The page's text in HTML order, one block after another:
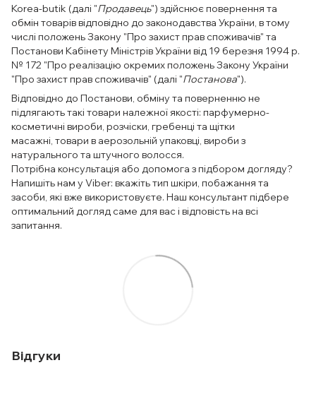
Korea-butik (далі "Продавець") здійснює повернення та
обмін товарів відповідно до законодавства України, в тому
числі положень Закону "Про захист прав споживачів" та
Постанови Кабінету Міністрів України від 19 березня 1994 р.
№ 172 "Про реалізацію окремих положень Закону України
"Про захист прав споживачів" (далі "Постанова").
Відповідно до Постанови, обміну та поверненню не
підлягають такі товари належної якості: парфумерно-
косметичні вироби, розчіски, гребенці та щітки
масажні, товари в аерозольній упаковці, вироби з
натурального та штучного волосся.
Потрібна консультація або допомога з підбором догляду?
Напишіть нам у Viber: вкажіть тип шкіри, побажання та
засоби, які вже використовуєте. Наш консультант підбере
оптимальний догляд саме для вас і відповість на всі
запитання.
Відгуки